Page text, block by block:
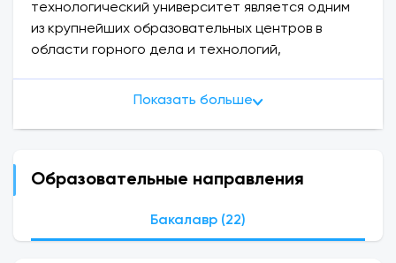
технологический университет является одним
из крупнейших образовательных центров в
области горного дела и технологий,
Университет учрежден Президентом
бакалавриата, магистратуры и докторантуры
информатике, дизайну, медицине и другим
направлениям.
Показать больше
Образовательные направления
Бакалавр (22)